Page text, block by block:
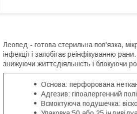
Леопед - готова стерильна пов'язка,
інфекції і запобігає реінфікуванню
знижуючи життєдіяльність і блокуючи
Основа: перфорована
Адгезив: гіпоалергенний
Всмоктуюча подушечка: